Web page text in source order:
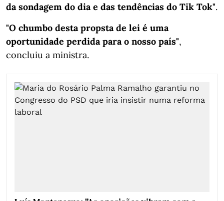
da sondagem do dia e das tendências do Tik Tok".
"O chumbo desta propsta de lei é uma
oportunidade perdida para o nosso país",
concluiu a ministra.